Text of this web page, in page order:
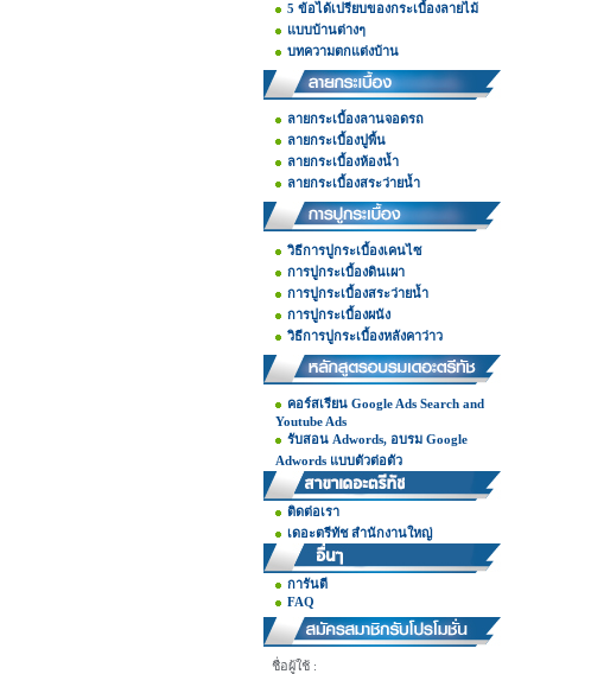
5 ข้อได้เปรียบของกระเบื้องลายไม้
แบบบ้านต่างๆ
บทความตกแต่งบ้าน
ลายกระเบื้องลานจอดรถ
ลายกระเบื้องปูพื้น
ลายกระเบื้องห้องน้ำ
ลายกระเบื้องสระว่ายน้ำ
วิธีการปูกระเบื้องเคนไซ
การปูกระเบื้องดินเผา
การปูกระเบื้องสระว่ายน้ำ
การปูกระเบื้องผนัง
วิธีการปูกระเบื้องหลังคาว่าว
คอร์สเรียน Google Ads Search and
Youtube Ads
รับสอน Adwords, อบรม Google
Adwords แบบตัวต่อตัว
ติดต่อเรา
เดอะตรีทัช สำนักงานใหญ่
การันตี
FAQ
ชื่อผู้ใช้ :